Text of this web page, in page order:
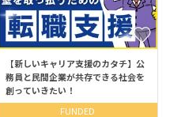
【新しいキャリア支援のカタチ】公
務員と民間企業が共存できる社会を
創っていきたい！
FUNDED